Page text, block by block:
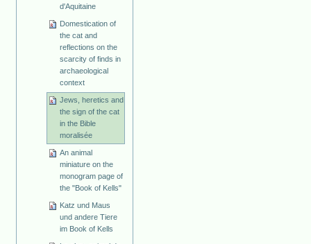
d'Aquitaine
Domestication of
the cat and
reflections on the
scarcity of finds in
archaeological
context
Jews, heretics and
the sign of the cat
in the Bible
moralisée
An animal
miniature on the
monogram page of
the "Book of Kells"
Katz und Maus
und andere Tiere
im Book of Kells